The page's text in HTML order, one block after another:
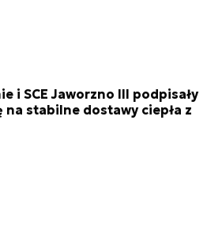
i SCE Jaworzno III podpisały
na stabilne dostawy ciepła z